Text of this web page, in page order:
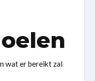
wat er bereikt zal